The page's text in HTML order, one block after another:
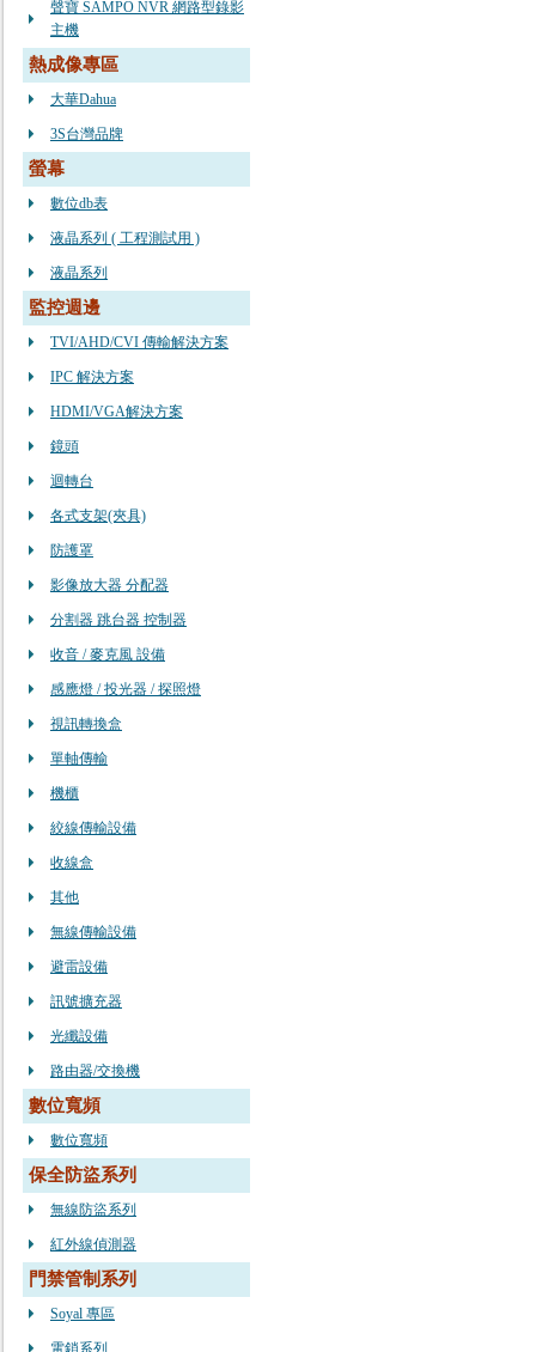
聲寶 SAMPO NVR 網路型錄影
主機
熱成像專區
大華Dahua
3S台灣品牌
螢幕
數位db表
液晶系列 ( 工程測試用 )
液晶系列
監控週邊
TVI/AHD/CVI 傳輸解決方案
IPC 解決方案
HDMI/VGA解決方案
鏡頭
迴轉台
各式支架(夾具)
防護罩
影像放大器 分配器
分割器 跳台器 控制器
收音 / 麥克風 設備
感應燈 / 投光器 / 探照燈
視訊轉換盒
單軸傳輸
機櫃
絞線傳輸設備
收線盒
其他
無線傳輸設備
避雷設備
訊號擴充器
光纖設備
路由器/交換機
數位寬頻
數位寬頻
保全防盜系列
無線防盜系列
紅外線偵測器
門禁管制系列
Soyal 專區
電鎖系列